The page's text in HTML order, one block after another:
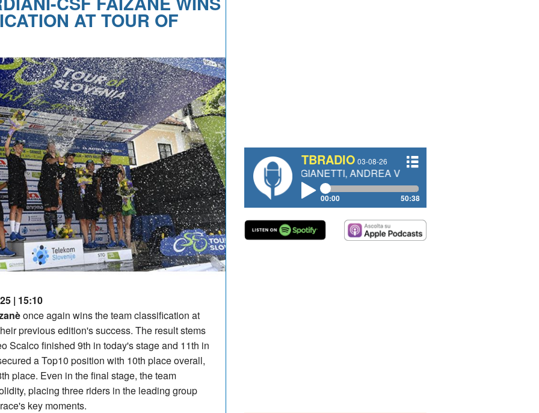
AT TOUR OF
| 15:10
once again wins the team classification at
previous edition's success. The result stems
Scalco finished 9th in today's stage and 11th in
a Top10 position with 10th place overall,
place. Even in the final stage, the team
placing three riders in the leading group
key moments.
TBRADIO 03-08-26
#334 CHARLY WEGELIUS, MAURO GIANETTI, ANDREA VENDRAME, FILIPPO FIORELLI
00:00 50:38